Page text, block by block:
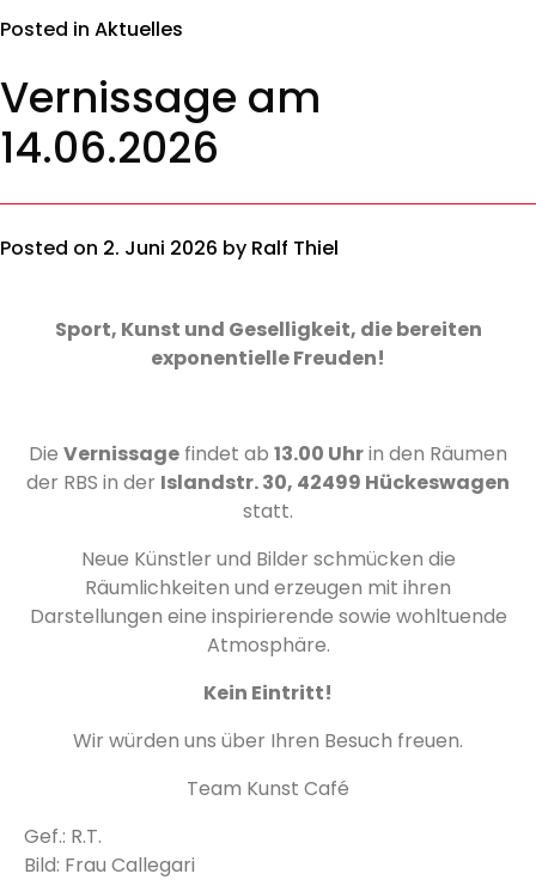
Posted in Aktuelles
Vernissage am
14.06.2026
Posted on 2. Juni 2026 by Ralf Thiel
Sport, Kunst und Geselligkeit, die bereiten
exponentielle Freuden!
Die Vernissage findet ab 13.00 Uhrin den Räumen
der RBS in der Islandstr. 30, 42499 Hückeswagen
statt.
Neue Künstler und Bilder schmücken die
Räumlichkeiten und erzeugen mit ihren
Darstellungen eine inspirierende sowie wohltuende
Atmosphäre.
Kein Eintritt!
Wir würden uns über Ihren Besuch freuen.
Team Kunst Café
Gef.: R.T.
Bild: Frau Callegari